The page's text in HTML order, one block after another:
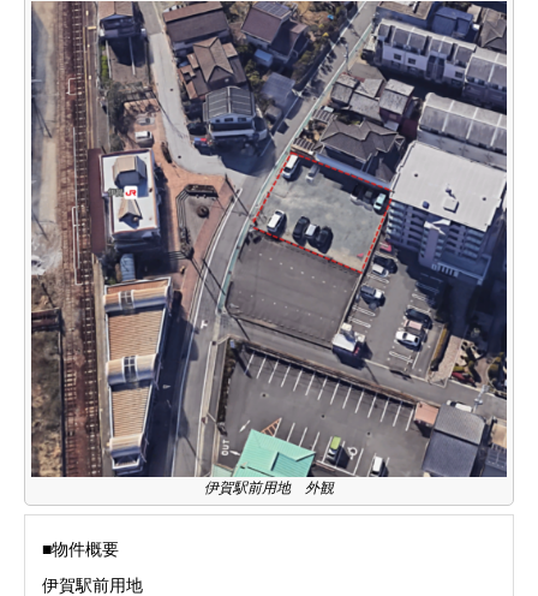
伊賀駅前用地 外観
■物件概要
伊賀駅前用地